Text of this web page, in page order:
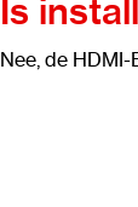
Is
Nee, de